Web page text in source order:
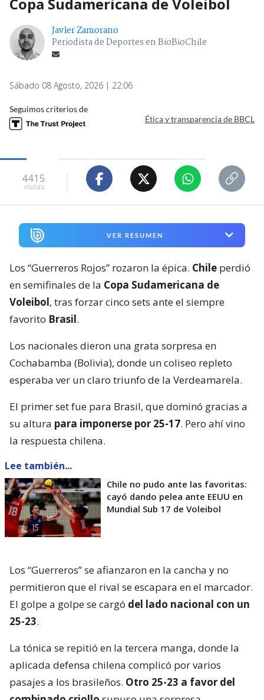
Javier Zamorano
Periodista de Deportes en BioBioChile
Sábado 08 Agosto, 2026 | 22:06
Seguimos criterios de
Ética y transparencia de BBCL
4415
visitas
VER RESUMEN
Los “Guerreros Rojos” rozaron la épica. Chile perdió
en semifinales de la Copa Sudamericana de
Voleibol, tras forzar cinco sets ante el siempre
favorito Brasil.
Los nacionales dieron una grata sorpresa en
Cochabamba (Bolivia), donde un coliseo repleto
esperaba ver un claro triunfo de la Verdeamarela.
El primer set fue para Brasil, que dominó gracias a
su altura para imponerse por 25-17. Pero ahí vino
la respuesta chilena.
Lee también...
Chile no pudo ante las favoritas:
cayó dando pelea ante EEUU en
Mundial Sub 17 de Voleibol
Los “Guerreros” se afianzaron en la cancha y no
permitieron que el rival se escapara en el marcador.
El golpe a golpe se cargó del lado nacional con un
25-23.
La tónica se repitió en la tercera manga, donde la
aplicada defensa chilena complicó por varios
pasajes a los brasileños. Otro 25-23 a favor del